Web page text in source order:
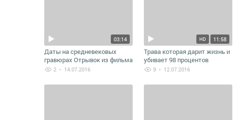
03:14
Даты на средневековых
гравюрах Отрывок из фильма
Юрия Елхова
тысячелетие проекта Мис
2 • 14.07.2016
11:58
HD
Трава которая дарит жизнь и
убивает 98 процентов
раковых клеток 3 секретных
9 • 12.07.2016